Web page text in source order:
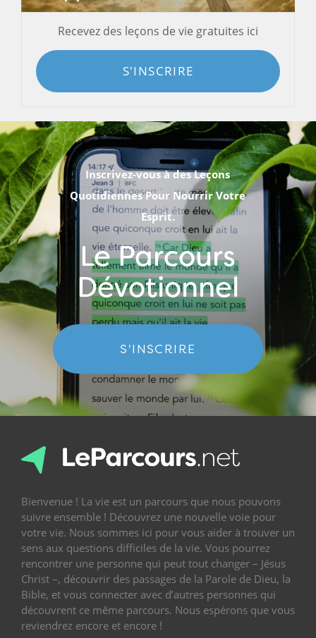
Recevez des leçons de vie gratuites ici
S'INSCRIRE
Inscrivez-vous à des Leçons
Quotidiennes Pour Nourrir Votre
Esprit.
Le Parcours
Dévotionnel
S'INSCRIRE
Bienvenue ! La vie est un parcours que nous pouvons
suivre ensemble ! Découvrez une nouvelle voie pour
votre vie. Nous sommes ici pour vous aider à trouver un
sens aux questions difficiles de la vie. Vous pourrez
rencontrer une personne qui peut tout changer – Jésus
Christ –, découvrir des passages de la Parole de Dieu, la
Bible, et vous connecter avec d’autres personnes qui
découvrent ce même parcours. Nous espérons que vous
reviendrez encore et encore !